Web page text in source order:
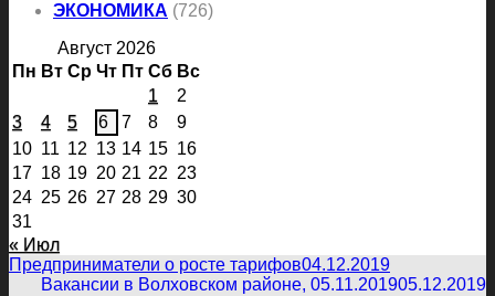
ЭКОНОМИКА (726)
Август 2026
Пн Вт Ср Чт Пт Сб Вс
1
2
3
4 5 6 7 8
9
10 11 12 13 14 15 16
17 18 19 20 21 22 23
24 25 26 27 28 29 30
31
« Июл
Предприниматели о росте тарифов04.12.2019
Вакансии в Волховском районе, 05.11.201905.12.2019